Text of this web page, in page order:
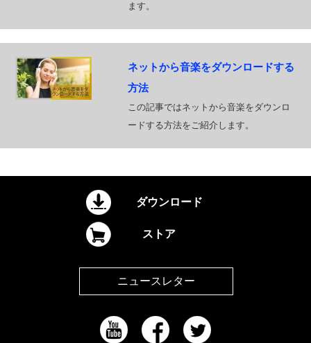
ます。
ネットから音楽をダウンロードする
方法
この記事ではネットから音楽をダウンロ
ードする方法をご紹介します。
ダウンロード
ストア
ニュースレター